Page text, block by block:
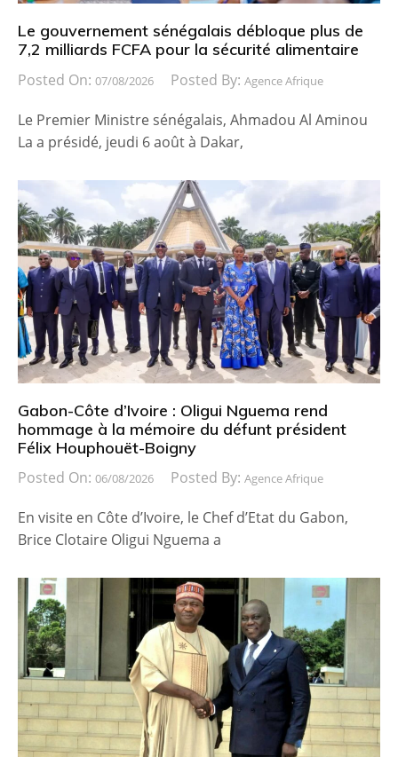
Le gouvernement sénégalais débloque plus de
7,2 milliards FCFA pour la sécurité alimentaire
Posted On: 07/08/2026 Posted By: Agence Afrique
Le Premier Ministre sénégalais, Ahmadou Al Aminou
La a présidé, jeudi 6 août à Dakar,
Gabon-Côte d’Ivoire : Oligui Nguema rend
hommage à la mémoire du défunt président
Félix Houphouët-Boigny
Posted On: 06/08/2026 Posted By: Agence Afrique
En visite en Côte d’Ivoire, le Chef d’Etat du Gabon,
Brice Clotaire Oligui Nguema a